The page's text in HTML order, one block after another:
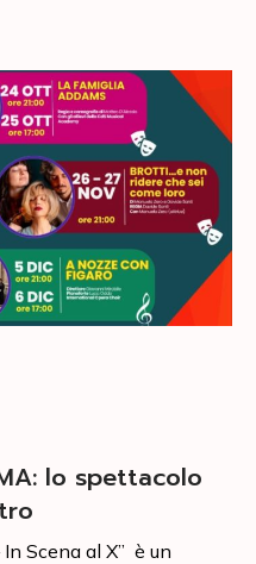
lo spettacolo
Scena al X” è un